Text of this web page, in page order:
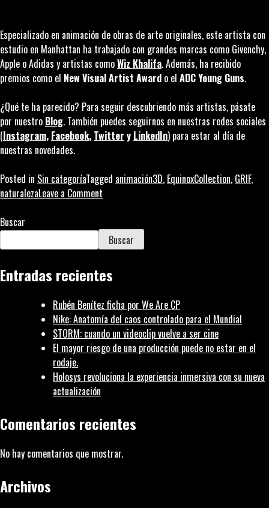
Especializado en animación de obras de arte originales, este artista con
estudio en Manhattan ha trabajado con grandes marcas como Givenchy,
Apple o Adidas y artistas comoWiz Khalifa. Además, ha recibido
premios como el New Visual Artist Award o el ADC Young Guns.
¿Qué te ha parecido? Para seguir descubriendo más artistas, pásate
por nuestro Blog. También puedes seguirnos en nuestras redes sociales
(Instagram, Facebook, Twitter y LinkedIn) para estar al día de
nuestras novedades.
Posted in Sin categoríaTagged animación3D, EquinoxCollection, GRIF,
naturalezaLeave a Comment
su
equinoccio
primavera
3D
Buscar
Buscar
Entradas recientes
Rubén Benítez ficha por We Are CP
Nike: Anatomía del caos controlado para el Mundial
STORM: cuando un videoclip vuelve a ser cine
El mayor riesgo de una producción puede no estar en el
rodaje.
Holosys revoluciona la experiencia inmersiva con su nueva
actualización
Comentarios recientes
No hay comentarios que mostrar.
Archivos